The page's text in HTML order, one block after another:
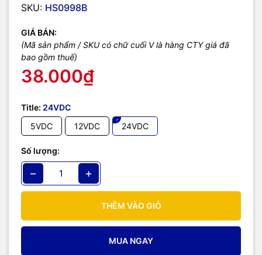
SKU: HS0998B
GIÁ BÁN:
(Mã sản phẩm / SKU có chữ cuối V là hàng CTY giá đã
bao gồm thuế)
38.000₫
Title: 24VDC
5VDC
12VDC 24VDC
Số lượng:
− +
THÊM VÀO GIỎ
MUA NGAY
Loại 12VDC: